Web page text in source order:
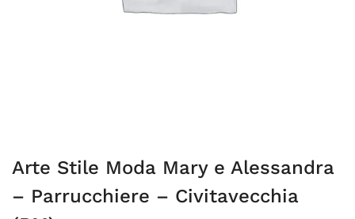
Arte Stile Moda Mary e Alessandra
– Parrucchiere – Civitavecchia